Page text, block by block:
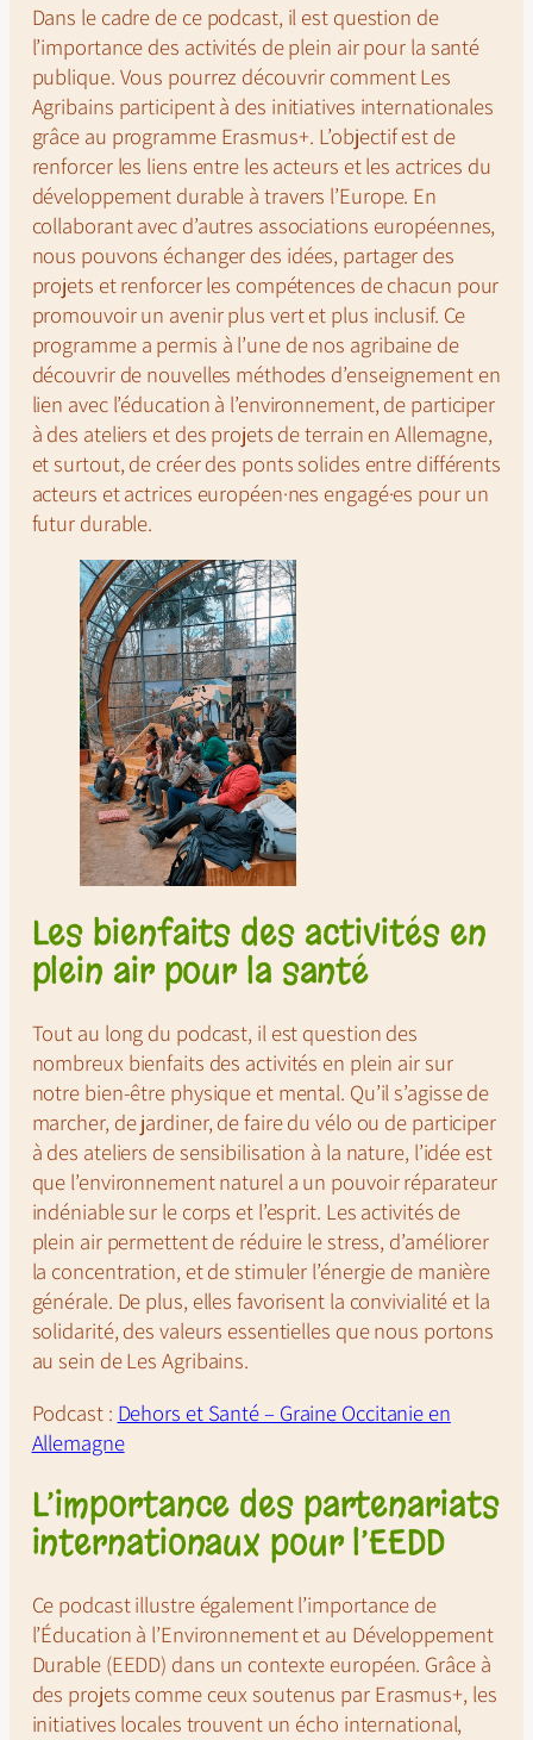
Dans le cadre de ce podcast, il est question de
l’importance des activités de plein air pour la santé
publique. Vous pourrez découvrir commentLes
Agribains participent à des initiatives internationales
grâce au programme Erasmus+. L’objectif est de
renforcer les liens entre les acteurs et les actrices du
développement durable à travers l’Europe. En
collaborant avec d’autres associations européennes,
nous pouvons échanger des idées, partager des
projets et renforcer les compétences de chacun pour
promouvoir un avenir plus vert et plus inclusif. Ce
programme a permis à l’une de nos agribaine de
découvrir de nouvelles méthodes d’enseignement en
lien avec l’éducation à l’environnement, de participer
à des ateliers et des projets de terrain en Allemagne,
et surtout, de créer des ponts solides entre différents
acteurs et actrices européen·nes engagé·es pour un
futur durable.
Les bienfaits des activités en
plein air pour la santé
Tout au long du podcast, il est question des
nombreux bienfaits des activités en plein air sur
notre bien-être physique et mental. Qu’il s’agisse de
marcher, de jardiner, de faire du vélo ou de participer
à des ateliers de sensibilisation à la nature, l’idée est
que l’environnement naturel a un pouvoir réparateur
indéniable sur le corps et l’esprit. Les activités de
plein air permettent de réduire le stress, d’améliorer
la concentration, et de stimuler l’énergie de manière
générale. De plus, elles favorisent la convivialité et la
solidarité, des valeurs essentielles que nous portons
au sein deLes Agribains.
Podcast : Dehors et Santé – Graine Occitanie en
Allemagne
L’importance des partenariats
internationaux pour l’EEDD
Ce podcast illustre également l’importance de
l’Éducation à l’Environnement et au Développement
Durable (EEDD) dans un contexte européen. Grâce à
des projets comme ceux soutenus par Erasmus+, les
initiatives locales trouvent un écho international,